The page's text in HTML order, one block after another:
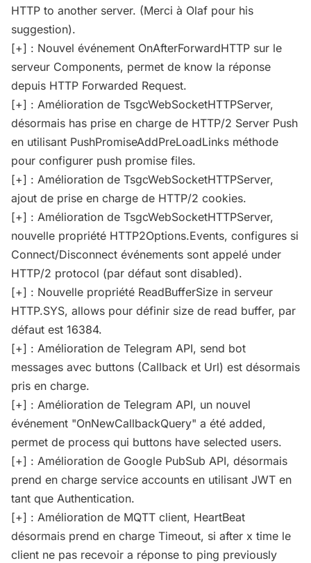
HTTP to another server. (Merci à Olaf pour his
suggestion).
[+] : Nouvel événement OnAfterForwardHTTP sur le
serveur Components, permet de know la réponse
depuis HTTP Forwarded Request.
[+] : Amélioration de TsgcWebSocketHTTPServer,
désormais has prise en charge de HTTP/2 Server Push
en utilisant PushPromiseAddPreLoadLinks méthode
pour configurer push promise files.
[+] : Amélioration de TsgcWebSocketHTTPServer,
ajout de prise en charge de HTTP/2 cookies.
[+] : Amélioration de TsgcWebSocketHTTPServer,
nouvelle propriété HTTP2Options.Events, configures si
Connect/Disconnect événements sont appelé under
HTTP/2 protocol (par défaut sont disabled).
[+] : Nouvelle propriété ReadBufferSize in serveur
HTTP.SYS, allows pour définir size de read buffer, par
défaut est 16384.
[+] : Amélioration de Telegram API, send bot
messages avec buttons (Callback et Url) est désormais
pris en charge.
[+] : Amélioration de Telegram API, un nouvel
événement "OnNewCallbackQuery" a été added,
permet de process qui buttons have selected users.
[+] : Amélioration de Google PubSub API, désormais
prend en charge service accounts en utilisant JWT en
tant que Authentication.
[+] : Amélioration de MQTT client, HeartBeat
désormais prend en charge Timeout, si after x time le
client ne pas recevoir a réponse to ping previously